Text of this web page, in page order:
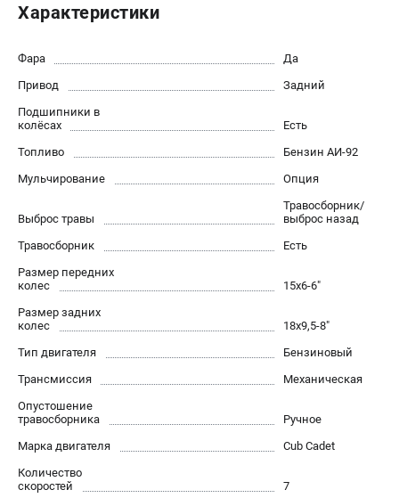
Триммеры и кусторезы
Тракторы
Райдеры
СТРОИТЕЛЬНАЯ ТЕХНИКА
Ручные резчики
Бурильные установки
Бензогенераторы
Виброплиты
Промышленные пылесосы
Швонарезчики
ПОЛЕЗНАЯ ИНФОРМАЦИЯ
Таблица ножей для газонокосилок Husqvarna
5 часто задаваемых вопросов при покупке бензопилы
Полезные статьи
Справочник по тримерным головкам и ножам
Характеристики
Фара
Да
Привод
Задний
Подшипники в
колёсах
Есть
Топливо
Бензин АИ-92
Мульчирование
Опция
Выброс травы
Травосборник/
выброс назад
Травосборник
Есть
Размер передних
колес
15x6-6"
Размер задних
колес
18x9,5-8"
Тип двигателя
Бензиновый
Трансмиссия
Механическая
Опустошение
травосборника
Ручное
Марка двигателя
Cub Cadet
Количество
скоростей
7